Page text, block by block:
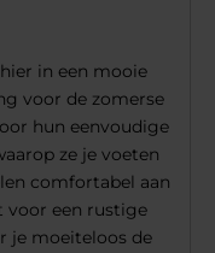
in een mooie
voor de zomerse
hun eenvoudige
ze je voeten
comfortabel aan
voor een rustige
je moeiteloos de